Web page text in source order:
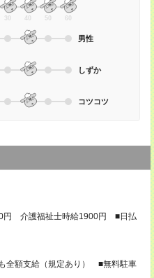
30 40 50 60
男性
しずか
コツコツ
円 介護福祉士時給1900円 ■日払
全額支給（規定あり） ■無料駐車